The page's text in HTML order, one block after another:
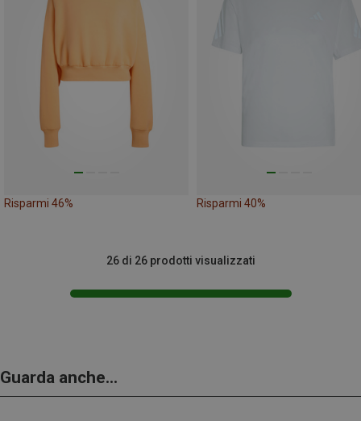
Risparmi 46% Risparmi 40%
26 di 26 prodotti visualizzati
Guarda anche...